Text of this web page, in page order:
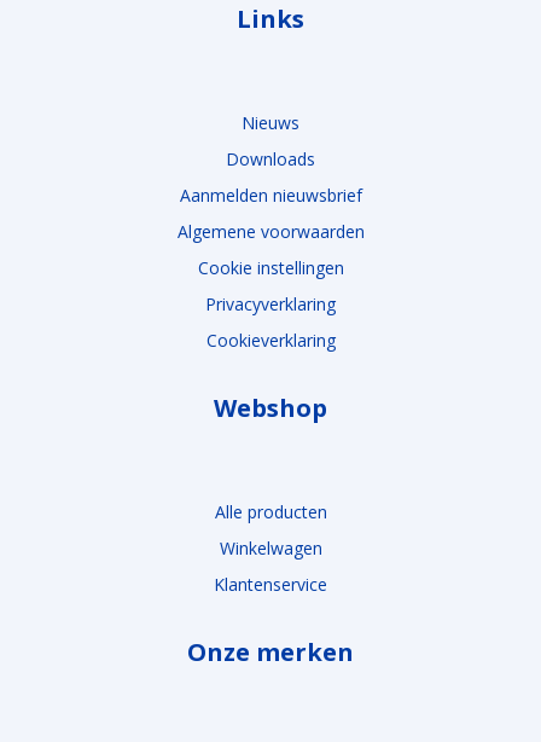
Links
Nieuws
Downloads
Aanmelden nieuwsbrief
Algemene voorwaarden
Cookie instellingen
Privacyverklaring
Cookieverklaring
Webshop
Alle producten
Winkelwagen
Klantenservice
Onze merken